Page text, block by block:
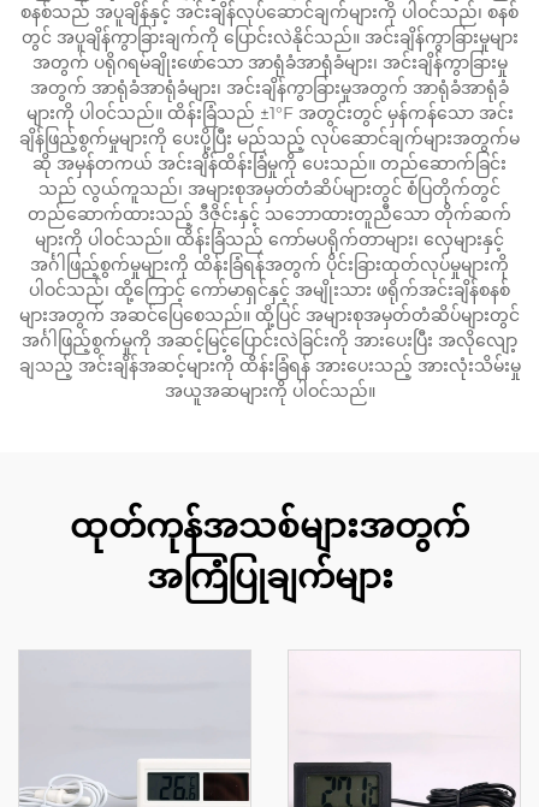
စနစ်သည် အပူချိန်နှင့် အင်းချိန်လုပ်ဆောင်ချက်များကို ပါဝင်သည်၊ စနစ်
တွင် အပူချိန်ကွာခြားချက်ကို ပြောင်းလဲနိုင်သည်။ အင်းချိန်ကွာခြားမှုများ
အတွက် ပရိုဂရမ်ချိုးဖော်သော အာရုံခံအာရုံခံများ၊ အင်းချိန်ကွာခြားမှု
အတွက် အာရုံခံအာရုံခံများ၊ အင်းချိန်ကွာခြားမှုအတွက် အာရုံခံအာရုံခံ
များကို ပါဝင်သည်။ ထိန်းခြံသည် ±1°F အတွင်းတွင် မှန်ကန်သော အင်း
ချိန်ဖြည့်စွက်မှုများကို ပေးပို့ပြီး မည်သည့် လုပ်ဆောင်ချက်များအတွက်မ
ဆို အမှန်တကယ် အင်းချိန်ထိန်းခြံမှုကို ပေးသည်။ တည်ဆောက်ခြင်း
သည် လွယ်ကူသည်၊ အများစုအမှတ်တံဆိပ်များတွင် စံပြတိုက်တွင်
တည်ဆောက်ထားသည့် ဒီဇိုင်းနှင့် သဘောထားတူညီသော တိုက်ဆက်
များကို ပါဝင်သည်။ ထိန်းခြံသည် ကော်မပရိုက်တာများ၊ လှေများနှင့်
အင်္ဂါဖြည့်စွက်မှုများကို ထိန်းခြံရန်အတွက် ပိုင်းခြားထုတ်လုပ်မှုများကို
ပါဝင်သည်၊ ထို့ကြောင့် ကော်မာရှင်နှင့် အမျိုးသား ဖရိုက်အင်းချိန်စနစ်
များအတွက် အဆင်ပြေစေသည်။ ထို့ပြင် အများစုအမှတ်တံဆိပ်များတွင်
အင်္ဂါဖြည့်စွက်မှုကို အဆင့်မြင့်ပြောင်းလဲခြင်းကို အားပေးပြီး အလိုလျော့
ချသည့် အင်းချိန်အဆင့်များကို ထိန်းခြံရန် အားပေးသည့် အားလုံးသိမ်းမှု
အယူအဆများကို ပါဝင်သည်။
ထုတ်ကုန်အသစ်များအတွက်
အကြံပြုချက်များ